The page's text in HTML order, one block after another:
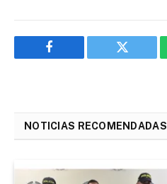
Facebook Twitter
NOTICIAS RECOMENDADAS